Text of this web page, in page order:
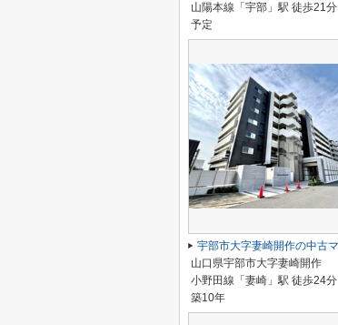
山陽本線「宇部」駅 徒歩21分
予定
山口県宇部市大字妻崎開作
小野田線「妻崎」駅 徒歩24分
築10年